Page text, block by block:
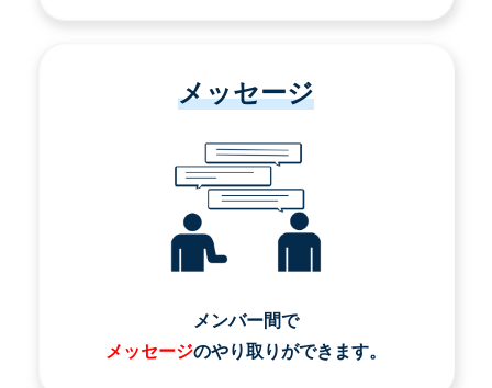
メッセージ
メンバー間で
メッセージのやり取りができます。